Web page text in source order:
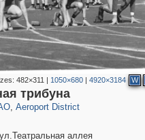
482×311 | 1050×680 |4920×3184 W
трибуна
, Aeroport District
2,607 97
аллея